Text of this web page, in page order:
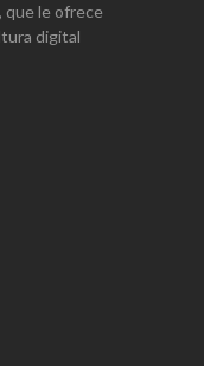
que le ofrece
digital